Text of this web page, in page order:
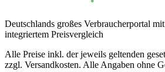
Deutschlands großes Verbraucherportal
integriertem Preisvergleich
Alle Preise inkl. der jeweils geltenden
zzgl. Versandkosten. Alle Angaben ohne